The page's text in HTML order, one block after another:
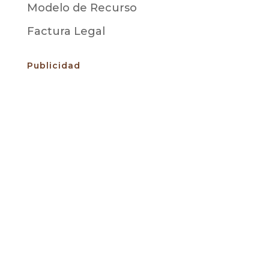
Modelo de Recurso
Factura Legal
Publicidad